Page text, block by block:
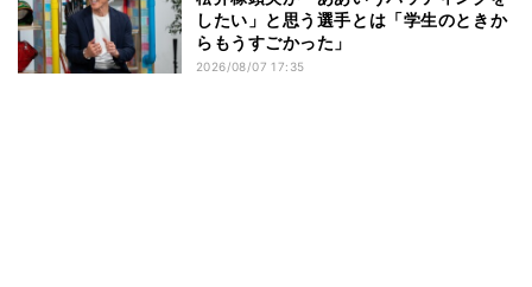
したい」と思う選手とは「学生のときか
らもうすごかった」
2026/08/07 17:35